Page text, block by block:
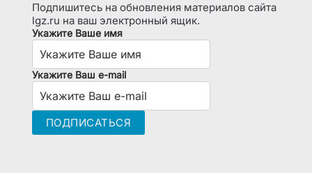
Подпишитесь на обновления материалов сайта
lgz.ru на ваш электронный ящик.
Укажите Ваше имя
Укажите Ваш e-mail